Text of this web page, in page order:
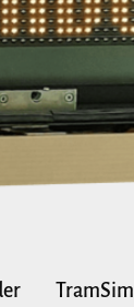
TramSim